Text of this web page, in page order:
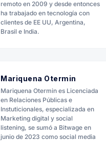
remoto en 2009 y desde entonces
ha trabajado en tecnología con
clientes de EE UU, Argentina,
Brasil e India.
Mariquena Otermin
Mariquena Otermin es Licenciada
en Relaciones Públicas e
Instuticionales, especializada en
Marketing digital y social
listening, se sumó a Bitwage en
junio de 2023 como social media